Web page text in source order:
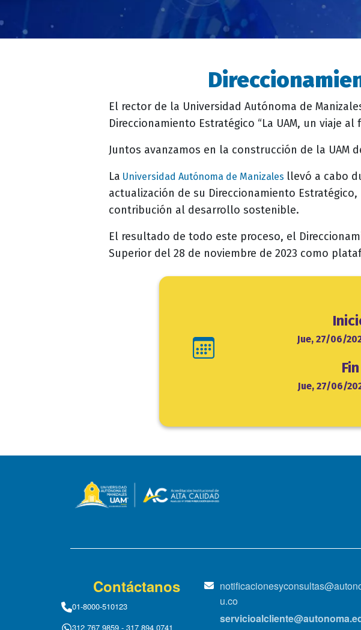
El rector de la Universidad Autónoma de
Direccionamiento Estratégico “La UAM, un viaje al
Juntos avanzamos en la construcción de la UAM
La Universidad Autónoma de Manizales llevó a cabo
actualización de su Direccionamiento
contribución al desarrollo sostenible.
El resultado de todo este proceso, el
Superior del 28 de noviembre de 2023 como
Jue, 27/06/
Fin
Jue, 27/06/
Contáctanos
01-8000-510123
312 767 9859 - 317 894 0741
u.co